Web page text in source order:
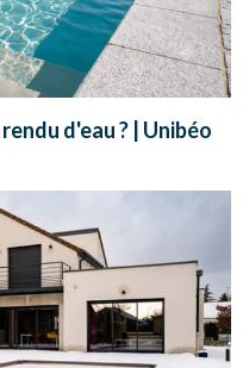
d'eau ? | Unibéo